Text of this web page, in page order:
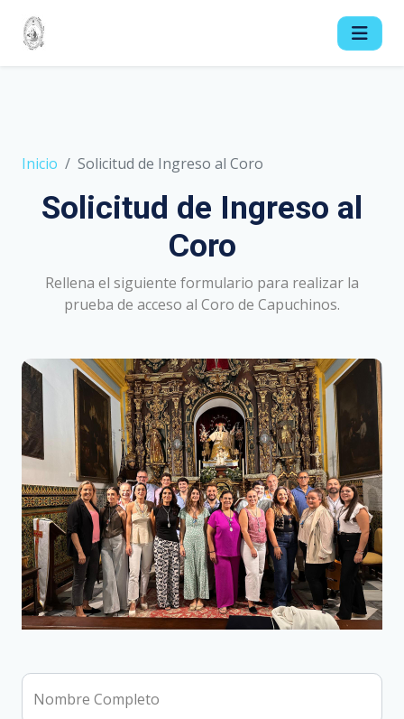
Inicio Solicitud de Ingreso al Coro
Solicitud de Ingreso al
Coro
Rellena el siguiente formulario para realizar la
prueba de acceso al Coro de Capuchinos.
Nombre Completo